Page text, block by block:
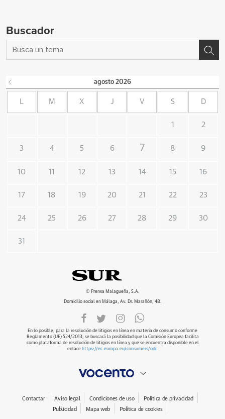
Buscador
agosto 2026
L M X J V S D
1 2
3 4 5 6 7 8 9
10 11 12 13 14 15 16
17 18 19 20 21 22 23
24 25 26 27 28 29 30
31
© Prensa Malagueña, S.A.
Domicilio social en Málaga, Av. Dr. Marañón, 48.
En lo posible, para la resolución de litigios en línea en materia de consumo conforme
Reglamento (UE) 524/2013, se buscará la posibilidad que la Comisión Europea facilita
como plataforma de resolución de litigios en línea y que se encuentra disponible en el
enlace https://ec.europa.eu/consumers/odr.
Contactar Aviso legal Condiciones de uso
Política de privacidad
Publicidad
Mapa web Política de cookies